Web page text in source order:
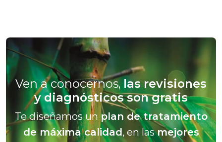
Ven a conocernos, las revisiones
y diagnósticos son gratis
Te diseñamos un plan de tratamiento
de máxima calidad, en lasmejores